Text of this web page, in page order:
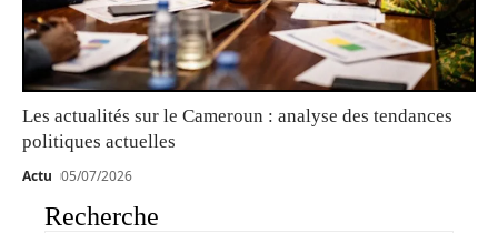
Les actualités sur le Cameroun : analyse des tendances
politiques actuelles
Actu 05/07/2026
Recherche